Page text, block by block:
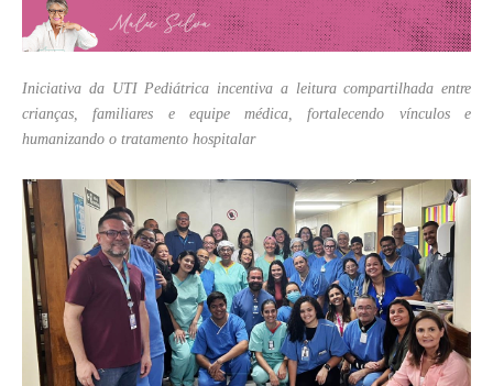
Iniciativa da UTI Pediátrica incentiva a leitura compartilhada entre
crianças, familiares e equipe médica, fortalecendo vínculos e
humanizando o tratamento hospitalar